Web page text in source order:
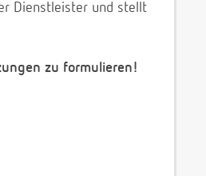
Dienstleister und stellt
zu formulieren!